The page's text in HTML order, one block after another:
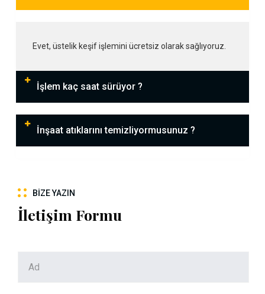
Evet, üstelik keşif işlemini ücretsiz olarak sağlıyoruz.
İşlem kaç saat sürüyor ?
İnşaat atıklarını temizliyormusunuz ?
BIZE YAZIN
İletişim Formu